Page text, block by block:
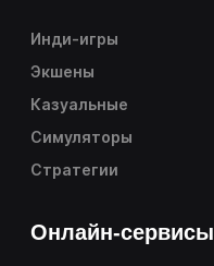
Инди-игры
Экшены
Казуальные
Симуляторы
Стратегии
Онлайн-сервисы